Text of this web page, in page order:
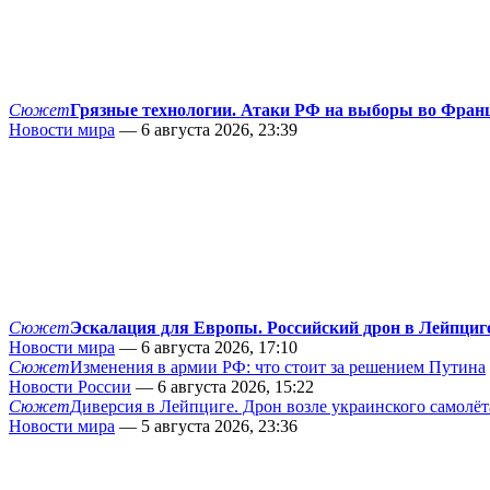
СюжетГрязные технологии. Атаки РФ на выборы во
Новости мира — 6 августа 2026, 23:39
СюжетЭскалация для Европы. Российский дрон в
Новости мира — 6 августа 2026, 17:10
СюжетИзменения в армии РФ: что стоит за решением Путина
Новости России — 6 августа 2026, 15:22
СюжетДиверсия в Лейпциге. Дрон возле украинского
Новости мира — 5 августа 2026, 23:36